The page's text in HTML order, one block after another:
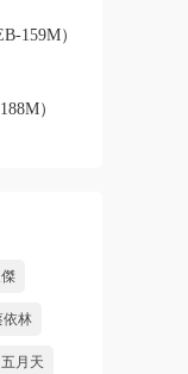
159M）
）
依林
五月天